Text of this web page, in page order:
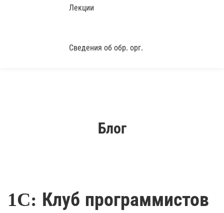
Лекции
Сведения об обр. орг.
Блог
1C: Клуб программистов